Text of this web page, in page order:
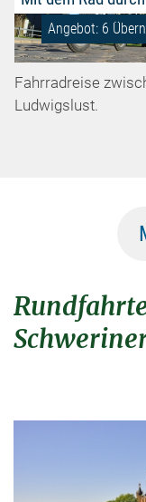
Fahrradreise
Ludwigslust.